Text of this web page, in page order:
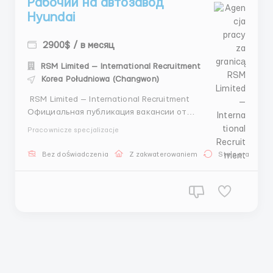
Hyundai
2900$ / в месяц
RSM Limited — International Recruitment
Korea Południowa (Changwon)
RSM Limited — International Recruitment
Официальная публикация вакансии от
партнёрами за рубежом. Направление:
Pracownicze specjalizacje
Bez doświadczenia Z zakwaterowaniem Stała praca